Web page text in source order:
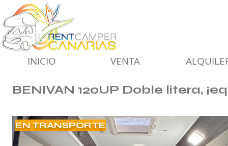
INICIO VENTA
BENIVAN 120UP Doble litera,
EN TRANSPORTE